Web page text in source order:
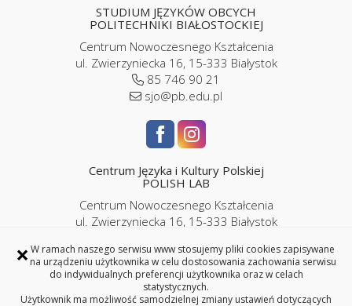
× W ramach naszego serwisu www stosujemy pliki cookies zapisywane
na urządzeniu użytkownika w celu dostosowania zachowania serwisu
do indywidualnych preferencji użytkownika oraz w celach
statystycznych.
Użytkownik ma możliwość samodzielnej zmiany ustawień dotyczących
STUDIUM JĘZYKÓW OBCYCH
POLITECHNIKI BIAŁOSTOCKIEJ
Centrum Nowoczesnego Kształcenia
ul. Zwierzyniecka 16, 15-333 Białystok
85 746 90 21
sjo@pb.edu.pl
Centrum Języka i Kultury Polskiej
POLISH LAB
Centrum Nowoczesnego Kształcenia
ul. Zwierzyniecka 16, 15-333 Białystok
85 746 9143 | 786 989 286
iplc@pb.edu.pl |
kursypl@pb.edu.pl